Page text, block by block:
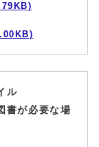
ァイル
書が必要な場